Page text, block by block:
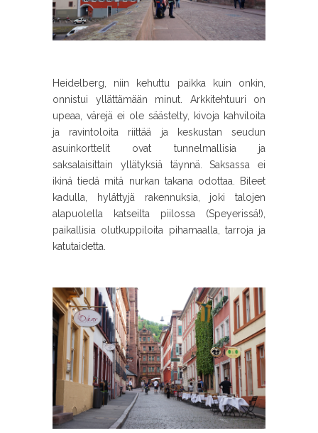
Heidelberg, niin kehuttu paikka kuin onkin,
onnistui yllättämään minut. Arkkitehtuuri on
upeaa, värejä ei ole säästelty, kivoja kahviloita
ja ravintoloita riittää ja keskustan seudun
asuinkorttelit ovat tunnelmallisia ja
saksalaisittain yllätyksiä täynnä. Saksassa ei
ikinä tiedä mitä nurkan takana odottaa. Bileet
kadulla, hylättyjä rakennuksia, joki talojen
alapuolella katseilta piilossa (Speyerissä!),
paikallisia olutkuppiloita pihamaalla, tarroja ja
katutaidetta.